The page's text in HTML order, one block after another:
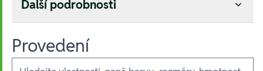
Další podrobnosti
Provedení
Ausführungen